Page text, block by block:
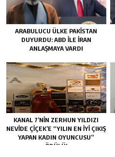
ARABULUCU ÜLKE PAKISTAN
DUYURDU: ABD ILE İRAN
ANLAŞMAYA VARDI
KANAL 7’NİN ZERHUN YILDIZI
NEVİDE ÇİÇEK’E “YILIN EN İYİ ÇIKIŞ
YAPAN KADIN OYUNCUSU”
ÖDÜLÜ!